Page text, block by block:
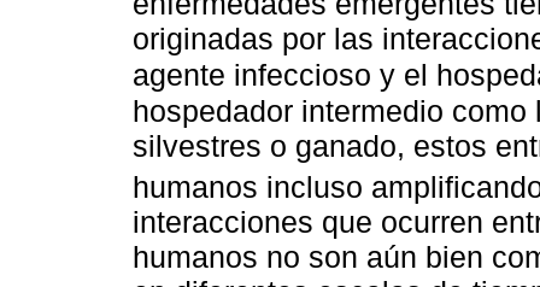
originadas por las
agente infeccioso y el
hospedador intermedio
silvestres o ganado, estos
humanos incluso
interacciones que ocurren
humanos no son aún bien